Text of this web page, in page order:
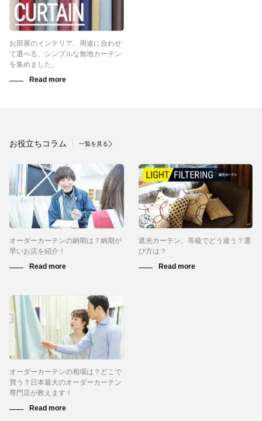
お部屋のインテリア、用途に合わせ
て選べる、シンプルな無地カーテン
を集めました。
お役立ちコラム 一覧を見る
オーダーカーテンの納期は？納期が
早いお店を紹介！
遮光カーテン、等級でどう違う？選
び方は？
オーダーカーテンの相場は？どこで
買う？日本最大のオーダーカーテン
専門店が教えます！